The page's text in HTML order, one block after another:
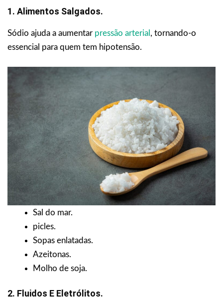
1. Alimentos Salgados.
Sódio ajuda a aumentar pressão arterial , tornando-o
essencial para quem tem hipotensão.
Sal do mar.
picles.
Sopas enlatadas.
Azeitonas.
Molho de soja.
2. Fluidos E Eletrólitos.